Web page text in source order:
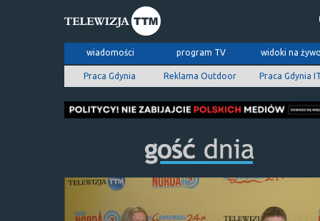
wiadomości program TV widoki na
Praca Gdynia Reklama Outdoor Praca Gdynia